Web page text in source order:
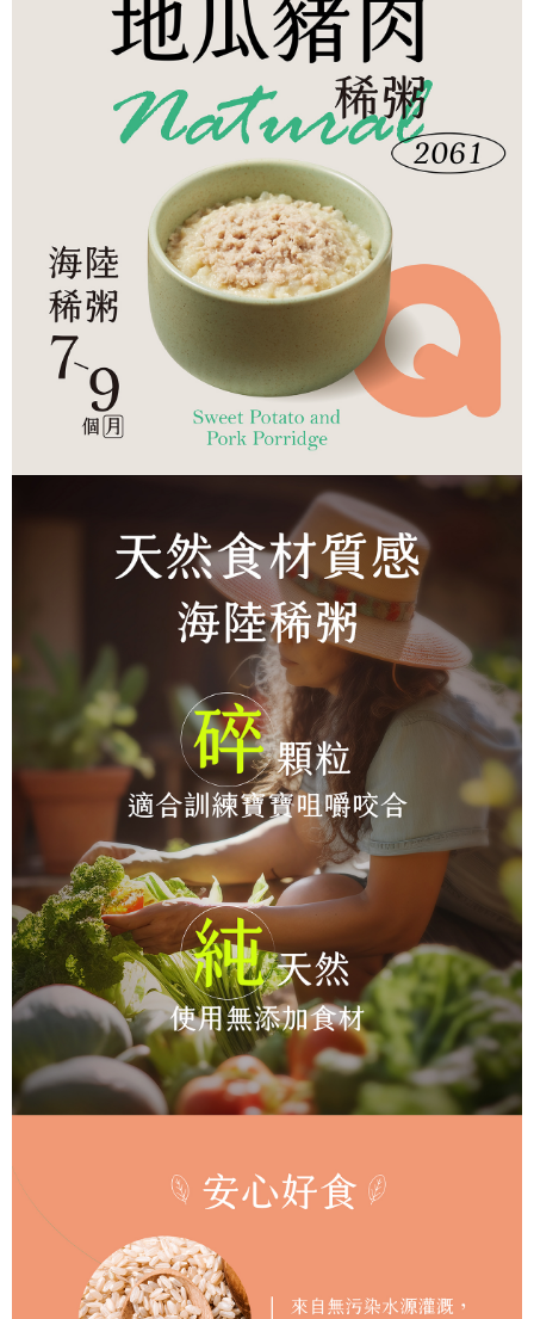
３．未成年的使用者請事先徵得法定代理人或監護人之同意方可使用
「AFTEE先享後付」，若未經同意申辦者引起之損失，本公司不負相關責
４．使用「AFTEE先享後付」時，將依據個別帳號之用戶狀況，依本公司即
時審查核予不同之上限額度；若仍有額度不足之情形，本公司將視審查結果
請求用戶進行身份認證。
５．嚴禁一人註冊多個帳號或使用他人資訊註冊。若發現惡意使用之情形，
恩沛科技股份有限公司將有權停止該用戶之使用額度並採取法律行動。